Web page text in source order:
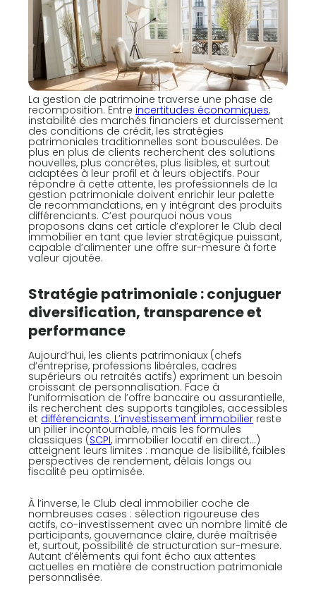
La gestion de patrimoine traverse une phase de
recomposition. Entre incertitudes économiques,
instabilité des marchés financiers et durcissement
des conditions de crédit, les stratégies
patrimoniales traditionnelles sont bousculées. De
plus en plus de clients recherchent des solutions
nouvelles, plus concrètes, plus lisibles, et surtout
adaptées à leur profil et à leurs objectifs. Pour
répondre à cette attente, les professionnels de la
gestion patrimoniale doivent enrichir leur palette
de recommandations, en y intégrant des produits
différenciants. C’est pourquoi nous vous
proposons dans cet article d’explorer le Club deal
immobilier en tant que levier stratégique puissant,
capable d’alimenter une offre sur-mesure à forte
valeur ajoutée.
Stratégie patrimoniale : conjuguer
diversification, transparence et
performance
Aujourd’hui, les clients patrimoniaux (chefs
d’entreprise, professions libérales, cadres
supérieurs ou retraités actifs) expriment un besoin
croissant de personnalisation. Face à
l’uniformisation de l’offre bancaire ou assurantielle,
ils recherchent des supports tangibles, accessibles
et différenciants. L’investissement immobilier reste
un pilier incontournable, mais les formules
classiques (SCPI, immobilier locatif en direct…)
atteignent leurs limites : manque de lisibilité, faibles
perspectives de rendement, délais longs ou
fiscalité peu optimisée.
À l’inverse, le Club deal immobilier coche de
nombreuses cases : sélection rigoureuse des
actifs, co-investissement avec un nombre limité de
participants, gouvernance claire, durée maîtrisée
et, surtout, possibilité de structuration sur-mesure.
Autant d’éléments qui font écho aux attentes
actuelles en matière de construction patrimoniale
personnalisée.